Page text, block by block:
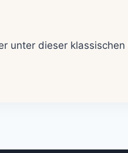
unter dieser